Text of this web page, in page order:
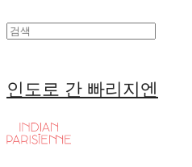
인도로 간 빠리지엔